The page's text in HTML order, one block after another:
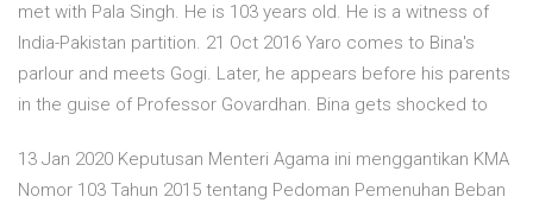
met with Pala Singh. He is 103 years old. He is a witness of
India-Pakistan partition. 21 Oct 2016 Yaro comes to Bina's
parlour and meets Gogi. Later, he appears before his parents
in the guise of Professor Govardhan. Bina gets shocked to
13 Jan 2020 Keputusan Menteri Agama ini menggantikan KMA
Nomor 103 Tahun 2015 tentang Pedoman Pemenuhan Beban